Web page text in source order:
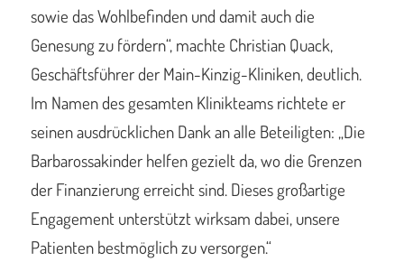
sowie das Wohlbefinden und damit auch die
Genesung zu fördern“, machte Christian Quack,
Geschäftsführer der Main-Kinzig-Kliniken, deutlich.
Im Namen des gesamten Klinikteams richtete er
seinen ausdrücklichen Dank an alle Beteiligten: „Die
Barbarossakinder helfen gezielt da, wo die Grenzen
der Finanzierung erreicht sind. Dieses großartige
Engagement unterstützt wirksam dabei, unsere
Patienten bestmöglich zu versorgen.“